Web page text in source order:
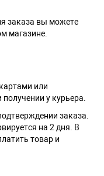
заказа вы можете
магазине.
или
у курьера.
заказа.
на 2 дня. В
товар и